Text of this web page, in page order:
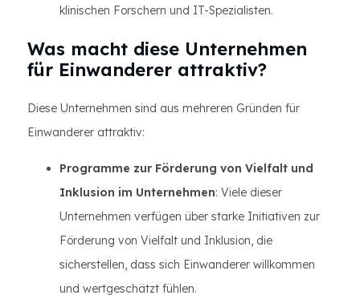
klinischen Forschern und IT-Spezialisten.
Was macht diese Unternehmen
für Einwanderer attraktiv?
Diese Unternehmen sind aus mehreren Gründen für
Einwanderer attraktiv:
Programme zur Förderung von Vielfalt und
Inklusion im Unternehmen: Viele dieser
Unternehmen verfügen über starke Initiativen zur
Förderung von Vielfalt und Inklusion, die
sicherstellen, dass sich Einwanderer willkommen
und wertgeschätzt fühlen.